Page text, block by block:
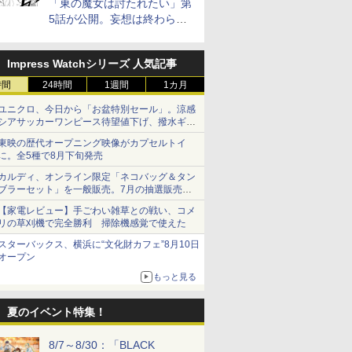
「東の魔女は討たれたい」第
5話が公開。妄想は終わらな
Impress Watchシリーズ 人気記事
24時間 1週間 1カ月
ニクロ、今日から「お盆特別セール」。涼感
アサッカーワンピース待望値下げ、撥水ギア
ョーツは1990円に
映の歴代オープニング映像がカプセルトイ
。全5種で8月下旬発売
ルディ、オンライン限定「ネコバッグ＆タン
ラーセット」を一般販売。7月の抽選販売の
選無効分
家電レビュー】手ごわい雑草との戦い、コメ
の草刈機で完全勝利 掃除機感覚で使えた
ターバックス、横浜に“文化財カフェ”8月10日
ープン
もっと見る
夏のイベント特集！
8/7～8/30：「BLACK